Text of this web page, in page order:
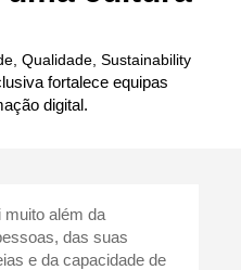
, Qualidade, Sustainability
fortalece equipas
digital.
muito além da
das suas
e da capacidade de